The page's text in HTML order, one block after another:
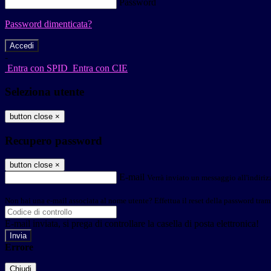
Password
Password dimenticata?
-
Entra con SPID Entra con CIE
Seleziona utente
button close ×
Recupero password
button close ×
E-mail Verrà inviato un messaggio
Non hai una e-mail associata al nome utente? Effettua il reset della password
E-mail inviata, si prega di controllare la casella di posta elettronica!
Errore
Chiudi